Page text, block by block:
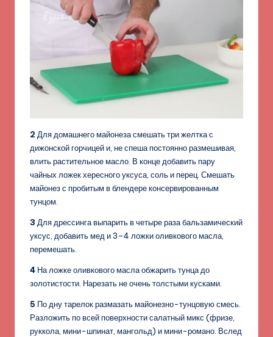
2 Для домашнего майонеза смешать три желтка с
дижонской горчицей и, не спеша постоянно размешивая,
влить растительное масло. В конце добавить пару
чайных ложек хересного уксуса, соль и перец. Смешать
майонез с пробитым в блендере консервированным
тунцом.
3 Для дрессинга выпарить в четыре раза бальзамический
уксус, добавить мед и 3–4 ложки оливкового масла,
перемешать.
4 На ложке оливкового масла обжарить тунца до
золотистости. Нарезать не очень толстыми кусками.
5 По дну тарелок размазать майонезно-тунцовую смесь.
Разложить по всей поверхности салатный микс (фризе,
руккола, мини-шпинат, мангольд) и мини-романо. Вслед